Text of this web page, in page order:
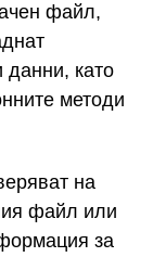
файл,
данни, като
методи
на
файл или
за